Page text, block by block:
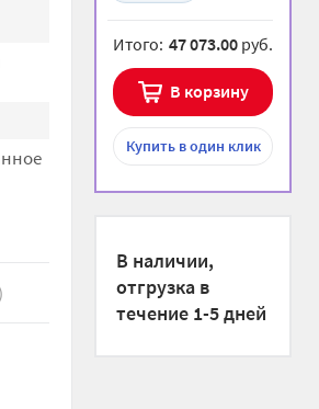
Итого: 47 073.00 руб.
В корзину
Купитьв один клик
В наличии,
отгрузка в
течение 1-5 дней